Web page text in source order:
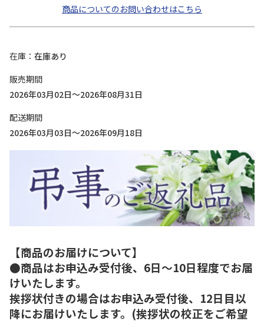
商品についてのお問い合わせはこちら
在庫
在庫あり
販売期間
2026年03月02日～2026年08月31日
配送期間
2026年03月03日～2026年09月18日
【商品のお届けについて】
●商品はお申込み受付後、6日～10日程度でお届
けいたします。
挨拶状付きの場合はお申込み受付後、12日目以
降にお届けいたします。(挨拶状の校正をご希望